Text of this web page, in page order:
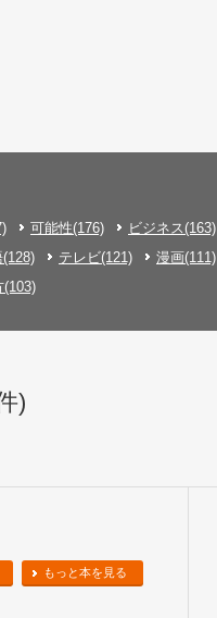
可能性(176) ビジネス(163)
テレビ(121) 漫画(111)
(103)
)
もっと本を見る